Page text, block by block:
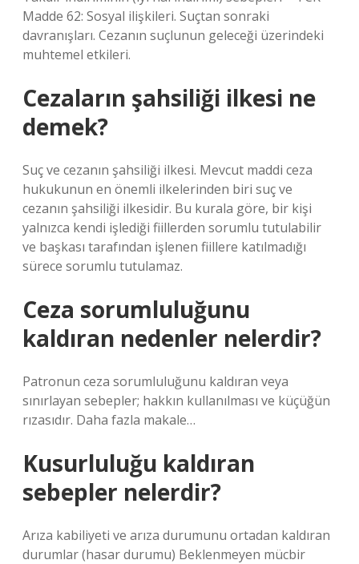
Madde 62: Sosyal ilişkileri. Suçtan sonraki
davranışları. Cezanın suçlunun geleceği üzerindeki
muhtemel etkileri.
Cezaların şahsiliği ilkesi ne
demek?
Suç ve cezanın şahsiliği ilkesi. Mevcut maddi ceza
hukukunun en önemli ilkelerinden biri suç ve
cezanın şahsiliği ilkesidir. Bu kurala göre, bir kişi
yalnızca kendi işlediği fiillerden sorumlu tutulabilir
ve başkası tarafından işlenen fiillere katılmadığı
sürece sorumlu tutulamaz.
Ceza sorumluluğunu
kaldıran nedenler nelerdir?
Patronun ceza sorumluluğunu kaldıran veya
sınırlayan sebepler; hakkın kullanılması ve küçüğün
rızasıdır. Daha fazla makale…
Kusurluluğu kaldıran
sebepler nelerdir?
Arıza kabiliyeti ve arıza durumunu ortadan kaldıran
durumlar (hasar durumu) Beklenmeyen mücbir